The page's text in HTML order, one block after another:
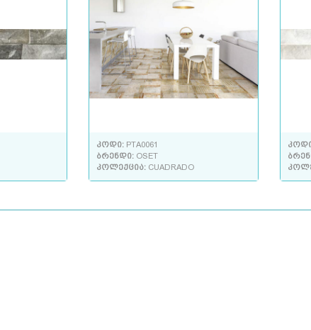
კოდი: PTA0061
ბრენდი: OSET
კოლექცია: CUADRADO